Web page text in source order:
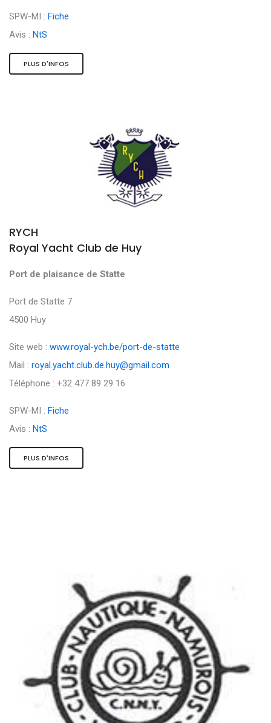
SPW-MI : Fiche
Avis : NtS
PLUS D'INFOS
RYCH
Royal Yacht Club de Huy
Port de plaisance de Statte
Port de Statte 7
4500 Huy
Site web : www.royal-ych.be/port-de-statte
Mail : royal.yacht.club.de.huy@gmail.com
Téléphone : +32 477 89 29 16
SPW-MI : Fiche
Avis : NtS
PLUS D'INFOS